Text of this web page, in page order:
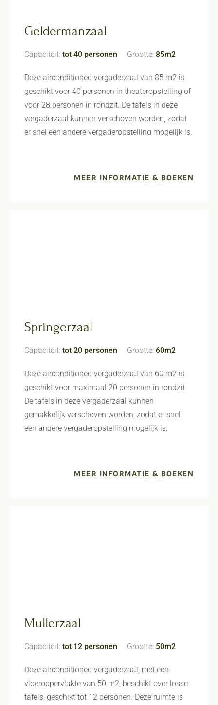
Geldermanzaal
Capaciteit: tot 40 personen Grootte: 85m2
Deze airconditioned vergaderzaal van 85 m2 is
geschikt voor 40 personen in theateropstelling of
voor 28 personen in rondzit. De tafels in deze
vergaderzaal kunnen verschoven worden, zodat
er snel een andere vergaderopstelling mogelijk is.
MEER INFORMATIE & BOEKEN
Springerzaal
Capaciteit: tot 20 personen Grootte: 60m2
Deze airconditioned vergaderzaal van 60 m2 is
geschikt voor maximaal 20 personen in rondzit.
De tafels in deze vergaderzaal kunnen
gemakkelijk verschoven worden, zodat er snel
een andere vergaderopstelling mogelijk is.
MEER INFORMATIE & BOEKEN
Mullerzaal
Capaciteit: tot 12 personen Grootte: 50m2
Deze airconditioned vergaderzaal, met een
vloeroppervlakte van 50 m2, beschikt over losse
tafels, geschikt tot 12 personen. Deze ruimte is